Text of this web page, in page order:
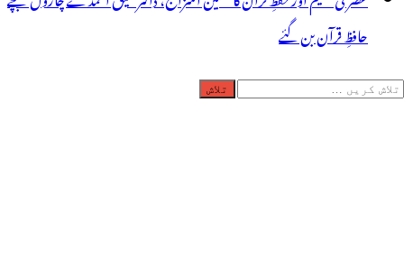
حافظِ قرآن بن گئے
تلاش